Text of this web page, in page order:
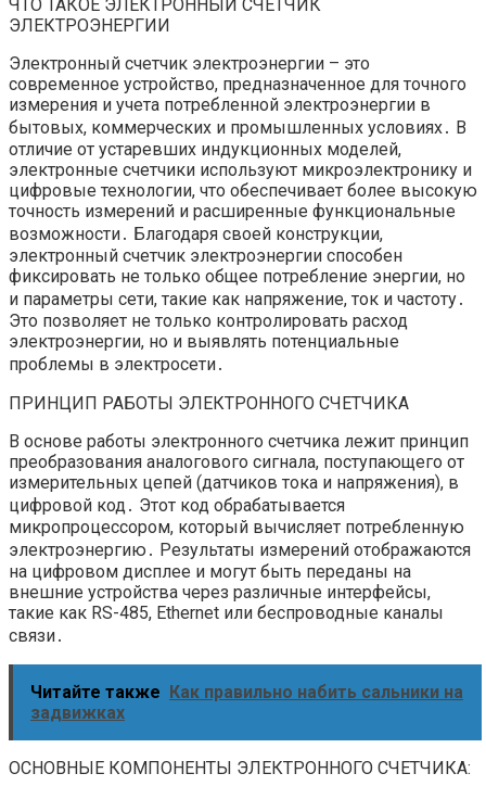
ЧТО ТАКОЕ ЭЛЕКТРОННЫЙ СЧЕТЧИК
ЭЛЕКТРОЭНЕРГИИ
Электронный счетчик электроэнергии – это
современное устройство, предназначенное для точного
измерения и учета потребленной электроэнергии в
бытовых, коммерческих и промышленных условиях․ В
отличие от устаревших индукционных моделей,
электронные счетчики используют микроэлектронику и
цифровые технологии, что обеспечивает более высокую
точность измерений и расширенные функциональные
возможности․ Благодаря своей конструкции,
электронный счетчик электроэнергии способен
фиксировать не только общее потребление энергии, но
и параметры сети, такие как напряжение, ток и частоту․
Это позволяет не только контролировать расход
электроэнергии, но и выявлять потенциальные
проблемы в электросети․
ПРИНЦИП РАБОТЫ ЭЛЕКТРОННОГО СЧЕТЧИКА
В основе работы электронного счетчика лежит принцип
преобразования аналогового сигнала, поступающего от
измерительных цепей (датчиков тока и напряжения), в
цифровой код․ Этот код обрабатывается
микропроцессором, который вычисляет потребленную
электроэнергию․ Результаты измерений отображаются
на цифровом дисплее и могут быть переданы на
внешние устройства через различные интерфейсы,
такие как RS-485, Ethernet или беспроводные каналы
связи․
Читайте также Как правильно набить сальники на
задвижках
ОСНОВНЫЕ КОМПОНЕНТЫ ЭЛЕКТРОННОГО СЧЕТЧИКА: